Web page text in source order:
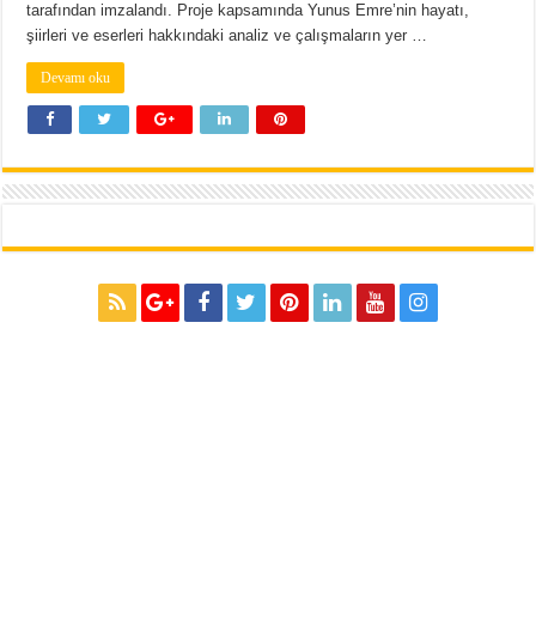
tarafından imzalandı. Proje kapsamında Yunus Emre’nin hayatı,
şiirleri ve eserleri hakkındaki analiz ve çalışmaların yer …
Devamı oku